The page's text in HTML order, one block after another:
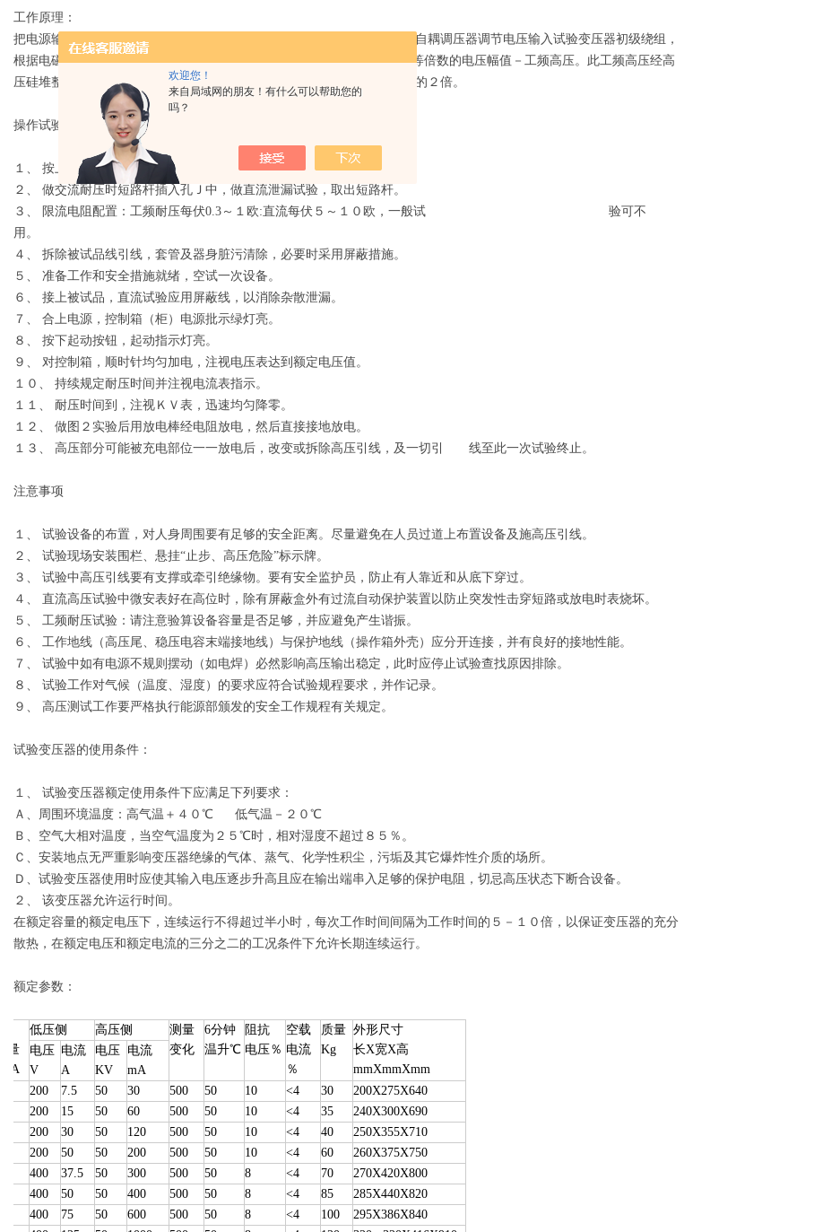
欢迎您！
来自局域网的朋友！有什么可以帮助您的
吗？
工作原理 ：
把电源输入有过流自动脱扣及防止突发加压的零位连锁装置的操作箱，经自耦调压器调节电压输入试验变压器初级绕组，
根据电磁感应原理，在次级(高压)绕组按其与初级绕组匝数之比可获得同等倍数的电压幅值－工频高压。此工频高压经高
压硅堆整流及稳压电容器滤波可取得直流高压，其幅值是工频高压有效值的２倍。
操作试验方法：
１、 按上图接线，检查压力表指示内部气体压力是否正常（≥０.3MPA
２、 做交流耐压时短路杆插入孔Ｊ中，做直流泄漏试验，取出短路杆。
３、
限流电阻配置：工频耐压每伏0.3 ～ １欧:直流每伏５ ～１０欧，一般试 验可不
用。
４、 拆除被试品线引线，套管及器身脏污清除，必要时采用屏蔽措施。
５、 准备工作和安全措施就绪，空试一次设备。
６、 接上被试品，直流试验应用屏蔽线，以消除杂散泄漏。
７、 合上电源，控制箱（柜）电源批示绿灯亮。
８、 按下起动按钮，起动指示灯亮。
９、 对控制箱，顺时针均匀加电，注视电压表达到额定电压值。
１０、 持续规定耐压时间并注视电流表指示。
１１、 耐压时间到，注视ＫＶ表，迅速均匀降零。
１２、 做图２实验后用放电棒经电阻放电，然后直接接地放电。
１３、 高压部分可能被充电部位一一放电后，改变或拆除高压引线，及一切引 线至此一次试验终止。
注意事项
１、 试验设备的布置，对人身周围要有足够的安全距离。尽量避免在人员过道上布置设备及施高压引线。
２、 试验现场安装围栏、悬挂“止步、高压危险”标示牌。
３、 试验中高压引线要有支撑或牵引绝缘物。要有安全监护员，防止有人靠近和从底下穿过。
４、 直流高压试验中微安表好在高位时，除有屏蔽盒外有过流自动保护装置以防止突发性击穿短路或放电时表烧坏。
５、 工频耐压试验：请注意验算设备容量是否足够，并应避免产生谐振。
６、 工作地线（高压尾、稳压电容末端接地线）与保护地线（操作箱外壳）应分开连接，并有良好的接地性能。
７、 试验中如有电源不规则摆动（如电焊）必然影响高压输出稳定，此时应停止试验查找原因排除。
８、 试验工作对气候（温度、湿度）的要求应符合试验规程要求，并作记录。
９、 高压测试工作要严格执行能源部颁发的安全工作规程有关规定。
试验变压器的使用条件 ：
１、 试验变压器额定使用条件下应满足下列要求：
Ａ、周围环境温度：高气温＋４０ ℃ 低气温－２０ ℃
Ｂ、空气大相对温度，当空气温度为２５ ℃时，相对湿度不超过８５％。
Ｃ、安装地点无严重影响变压器绝缘的气体、蒸气、化学性积尘，污垢及其它爆炸性介质的场所。
Ｄ、试验变压器使用时应使其输入电压逐步升高且应在输出端串入足够的保护电阻，切忌高压状态下断合设备。
２、 该变压器允许运行时间。
在额定容量的额定电压下，连续运行不得超过半小时，每次工作时间间隔为工作时间的５ －１０倍，以保证变压器的充分
散热，在额定电压和额定电流的三分之二的工况条件下允许长期连续运行。
额定参数：
容量
KVA
低压侧 高压侧
测量
变化
6分钟
温升℃
阻抗
电压％
空载
电流
％
质量
Kg
外形尺寸
长Х宽Х高
mmХmmХmm
电压
V
电流
A
电压
KV
电流
mA
200 7.5 50 30 500 50 10 <4 30 200Х275Х640
200 15 50 60 500 50 10 <4 35 240Х300Х690
200 30 50 120 500 50 10 <4 40 250Х355Х710
200 50 50 200 500 50 10 <4 60 260Х375Х750
400 37.5 50 300 500 50 8 <4 70 270Х420Х800
400 50 50 400 500 50 8 <4 85 285Х440Х820
400 75 50 600 500 50 8 <4 100 295Х386Х840